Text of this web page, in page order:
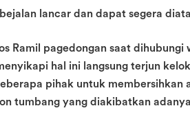
lancar dan dapat segera
Ramil pagedongan saat dihubungi
hal ini langsung terjun
pihak untuk membersihkan
tumbang yang diakibatkan